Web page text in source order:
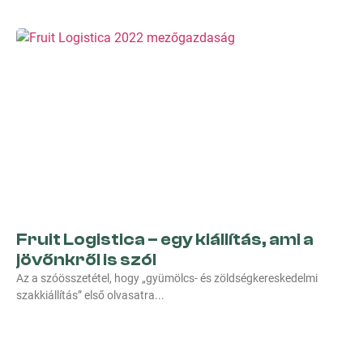
Fruit Logistica – egy kiállítás, ami a
jövőnkről is szól
Az a szóösszetétel, hogy „gyümölcs- és zöldségkereskedelmi
szakkiállítás” első olvasatra